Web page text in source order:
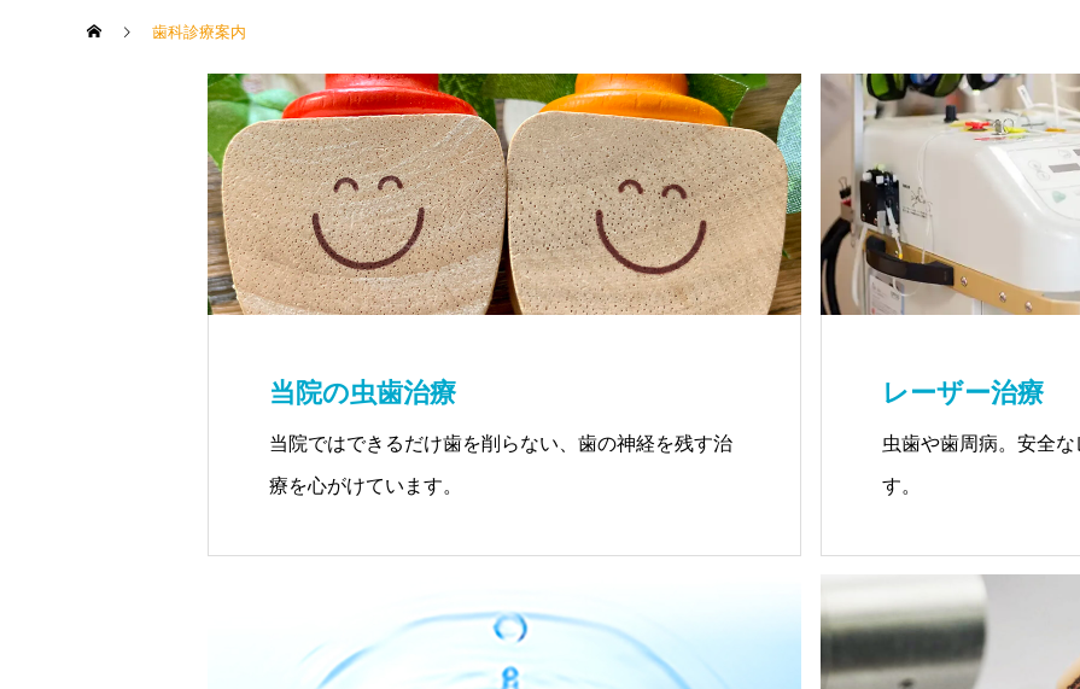
歯科診療案内
当院の虫歯治療
当院ではできるだけ歯を削らない、歯の神経を残す治
療を心がけています。
レーザー治療
虫歯や歯周病。安全
す。